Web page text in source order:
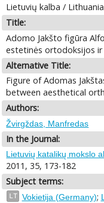
Lietuvių kalba /
Title:
Adomo Jakšto figūra
estetinės ortodoksijos
Alternative Title:
Figure of Adomas
between aesthetical
Authors:
Žvirgždas, Manfredas
In the Journal:
Lietuvių katalikų mokslo
2011, 35, 173-182
Subject terms:
LT Vokietija (Germany);